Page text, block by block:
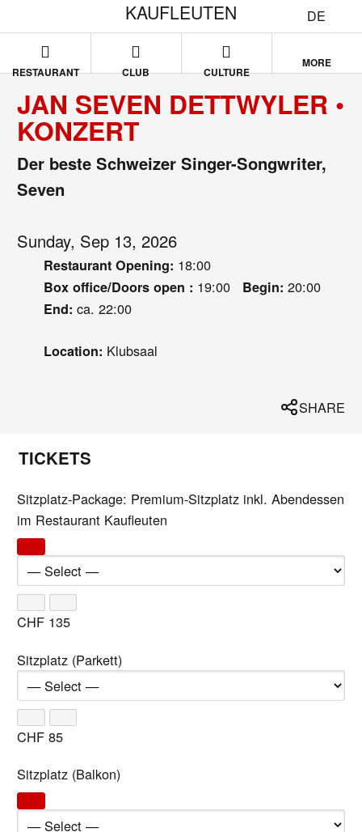
DE
KAUFLEUTEN
RESTAURANT CLUB CULTURE
MORE
JAN SEVEN DETTWYLER •
KONZERT
Der beste Schweizer Singer-Songwriter,
Seven
Sunday, Sep 13, 2026
Restaurant Opening: 18:00
Box office/Doors open : 19:00 Begin: 20:00
End: ca. 22:00
Location: Klubsaal
SHARE
TICKETS
Sitzplatz-Package: Premium-Sitzplatz inkl. Abendessen
im Restaurant Kaufleuten
CHF 135
Sitzplatz (Parkett)
CHF 85
Sitzplatz (Balkon)